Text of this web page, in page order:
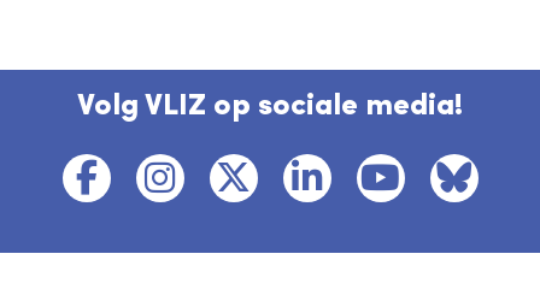
Volg VLIZ op sociale media!